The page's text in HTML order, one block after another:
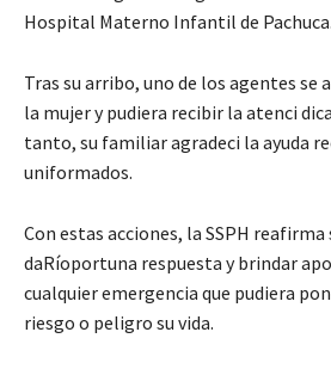
Hospital Materno Infantil de Pachuca.
Tras su arribo, uno de los agentes se
la mujer y pudiera recibir la atenci
tanto, su familiar agradeci la ayuda
uniformados.
Con estas acciones, la SSPH
daRíoportuna respuesta y brindar
cualquier emergencia que pudiera
riesgo o peligro su vida.